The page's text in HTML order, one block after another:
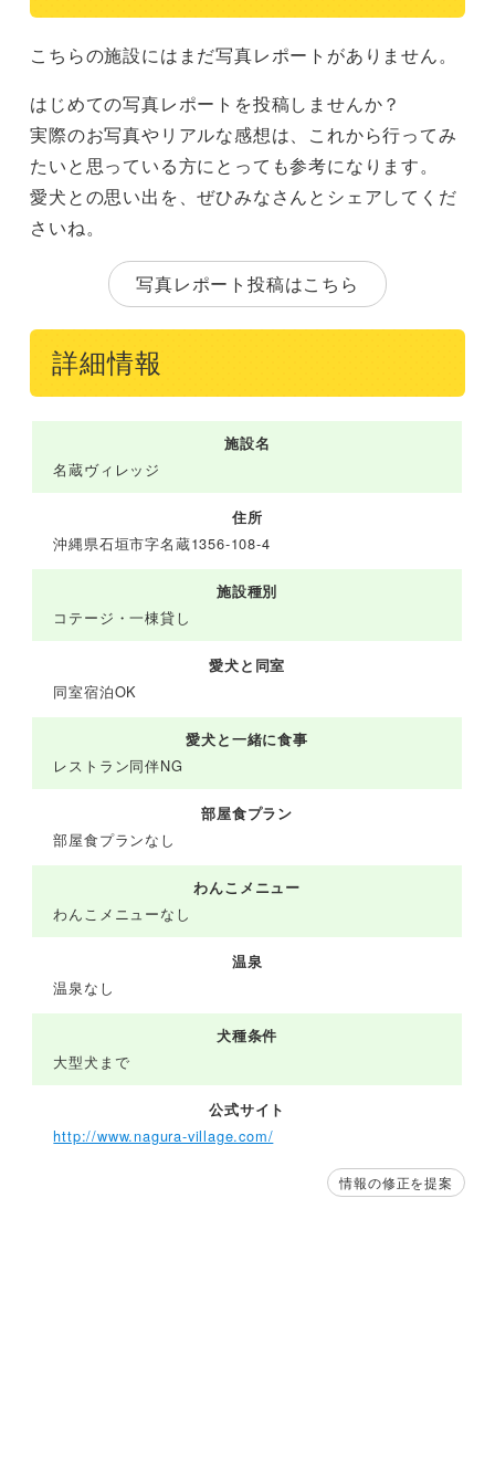
こちらの施設にはまだ写真レポートがありません。
はじめての写真レポートを投稿しませんか？
実際のお写真やリアルな感想は、これから行ってみ
たいと思っている方にとっても参考になります。
愛犬との思い出を、ぜひみなさんとシェアしてくだ
さいね。
写真レポート投稿はこちら
詳細情報
施設名
名蔵ヴィレッジ
住所
沖縄県石垣市字名蔵1356-108-4
施設種別
コテージ・一棟貸し
愛犬と同室
同室宿泊OK
愛犬と一緒に食事
レストラン同伴NG
部屋食プラン
部屋食プランなし
わんこメニュー
わんこメニューなし
温泉
温泉なし
犬種条件
大型犬まで
公式サイト
http://www.nagura-village.com/
情報の修正を提案